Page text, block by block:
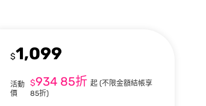
$1,099
活動
價
$934 85折起(不限金額結帳享
85折)